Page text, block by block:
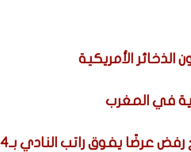
الأمريكية
في المغرب
يفوق راتب النادي بـ4 أضعاف